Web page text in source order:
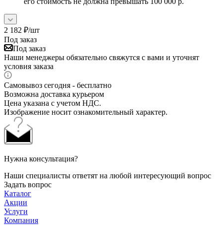
2 182 ₽/шт
Под заказ
Под заказ
Наши менеджеры обязательно свяжутся с вами и уточнят
условия заказа
Самовывоз сегодня - бесплатно
Возможна доставка курьером
Цена указана с учетом НДС.
Изображение носит ознакомительный характер.
Нужна консультация?
Наши специалисты ответят на любой интересующий вопрос
Задать вопрос
Каталог
Акции
Услуги
Компания